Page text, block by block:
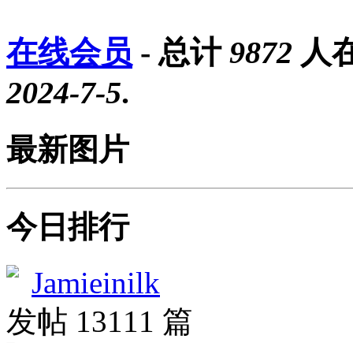
在线会员 - 总计 9872 人
2024-7-5.
最新图片
今日排行
Jamieinilk
发帖 13111 篇